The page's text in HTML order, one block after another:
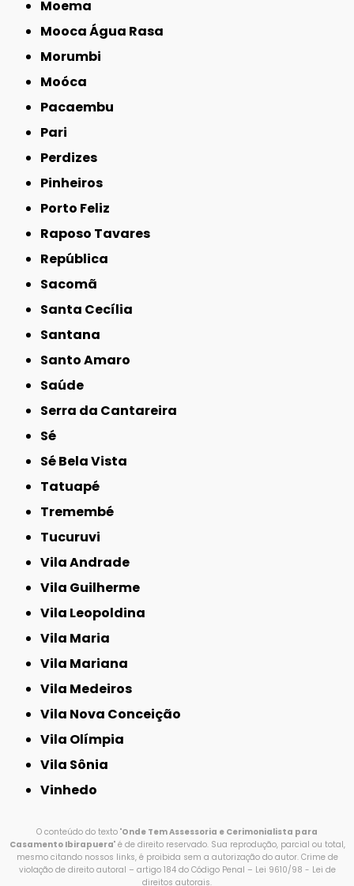
Moema
Mooca Água Rasa
Morumbi
Moóca
Pacaembu
Pari
Perdizes
Pinheiros
Porto Feliz
Raposo Tavares
República
Sacomã
Santa Cecília
Santana
Santo Amaro
Saúde
Serra da Cantareira
Sé
Sé Bela Vista
Tatuapé
Tremembé
Tucuruvi
Vila Andrade
Vila Guilherme
Vila Leopoldina
Vila Maria
Vila Mariana
Vila Medeiros
Vila Nova Conceição
Vila Olímpia
Vila Sônia
Vinhedo
O conteúdo do texto "Onde Tem Assessoria e Cerimonialista para
Casamento Ibirapuera" é de direito reservado. Sua reprodução, parcial ou total,
mesmo citando nossos links, é proibida sem a autorização do autor. Crime de
violação de direito autoral – artigo 184 do Código Penal – Lei 9610/98 - Lei de
direitos autorais.